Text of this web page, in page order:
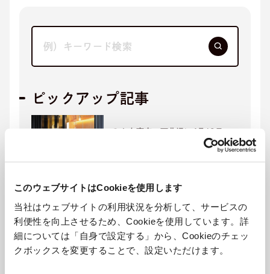
このウェブサイトはCookieを使用します
当社はウェブサイトの利用状況を分析して、サービスの
利便性を向上させるため、Cookieを使用しています。詳
細については「自身で設定する」から、Cookieのチェッ
クボックスを変更することで、設定いただけます。
ピックアップ記事
みんな商店、下北沢に4月19日
知識と出会いで未来を変える。ビ
ジネスをサステナブルに進化させ
る『SXプライム』2月より期間限
定無料提供開始！
TBSラジオで新番組「サステバ」
がスタート